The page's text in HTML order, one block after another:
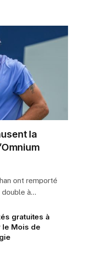
la
ont remporté
double à…
gratuites à
le Mois de